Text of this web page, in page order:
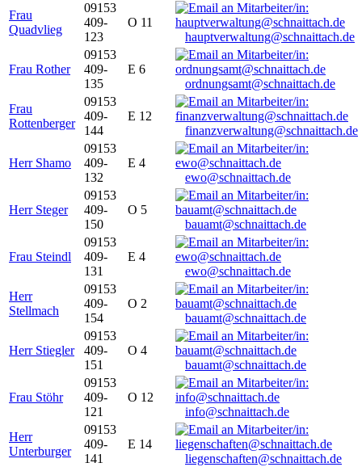
Frau
Quadvlieg
09153
409-
123
O 11
hauptverwaltung@schnaittach.de
Frau Rother
09153
409-
135
E 6
ordnungsamt@schnaittach.de
Frau
Rottenberger
09153
409-
144
E 12
finanzverwaltung@schnaittach.de
Herr Shamo
09153
409-
132
E 4
ewo@schnaittach.de
Herr Steger
09153
409-
150
O 5
bauamt@schnaittach.de
Frau Steindl
09153
409-
131
E 4
ewo@schnaittach.de
Herr
Stellmach
09153
409-
154
O 2
bauamt@schnaittach.de
Herr Stiegler
09153
409-
151
O 4
bauamt@schnaittach.de
Frau Stöhr
09153
409-
121
O 12
info@schnaittach.de
Herr
Unterburger
09153
409-
141
E 14
liegenschaften@schnaittach.de